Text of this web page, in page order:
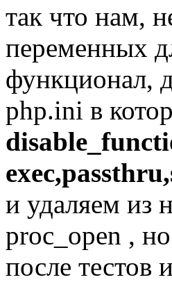
так что нам,
переменных
функционал,
php.ini в
и удаляем из
proc_open ,
после тестов